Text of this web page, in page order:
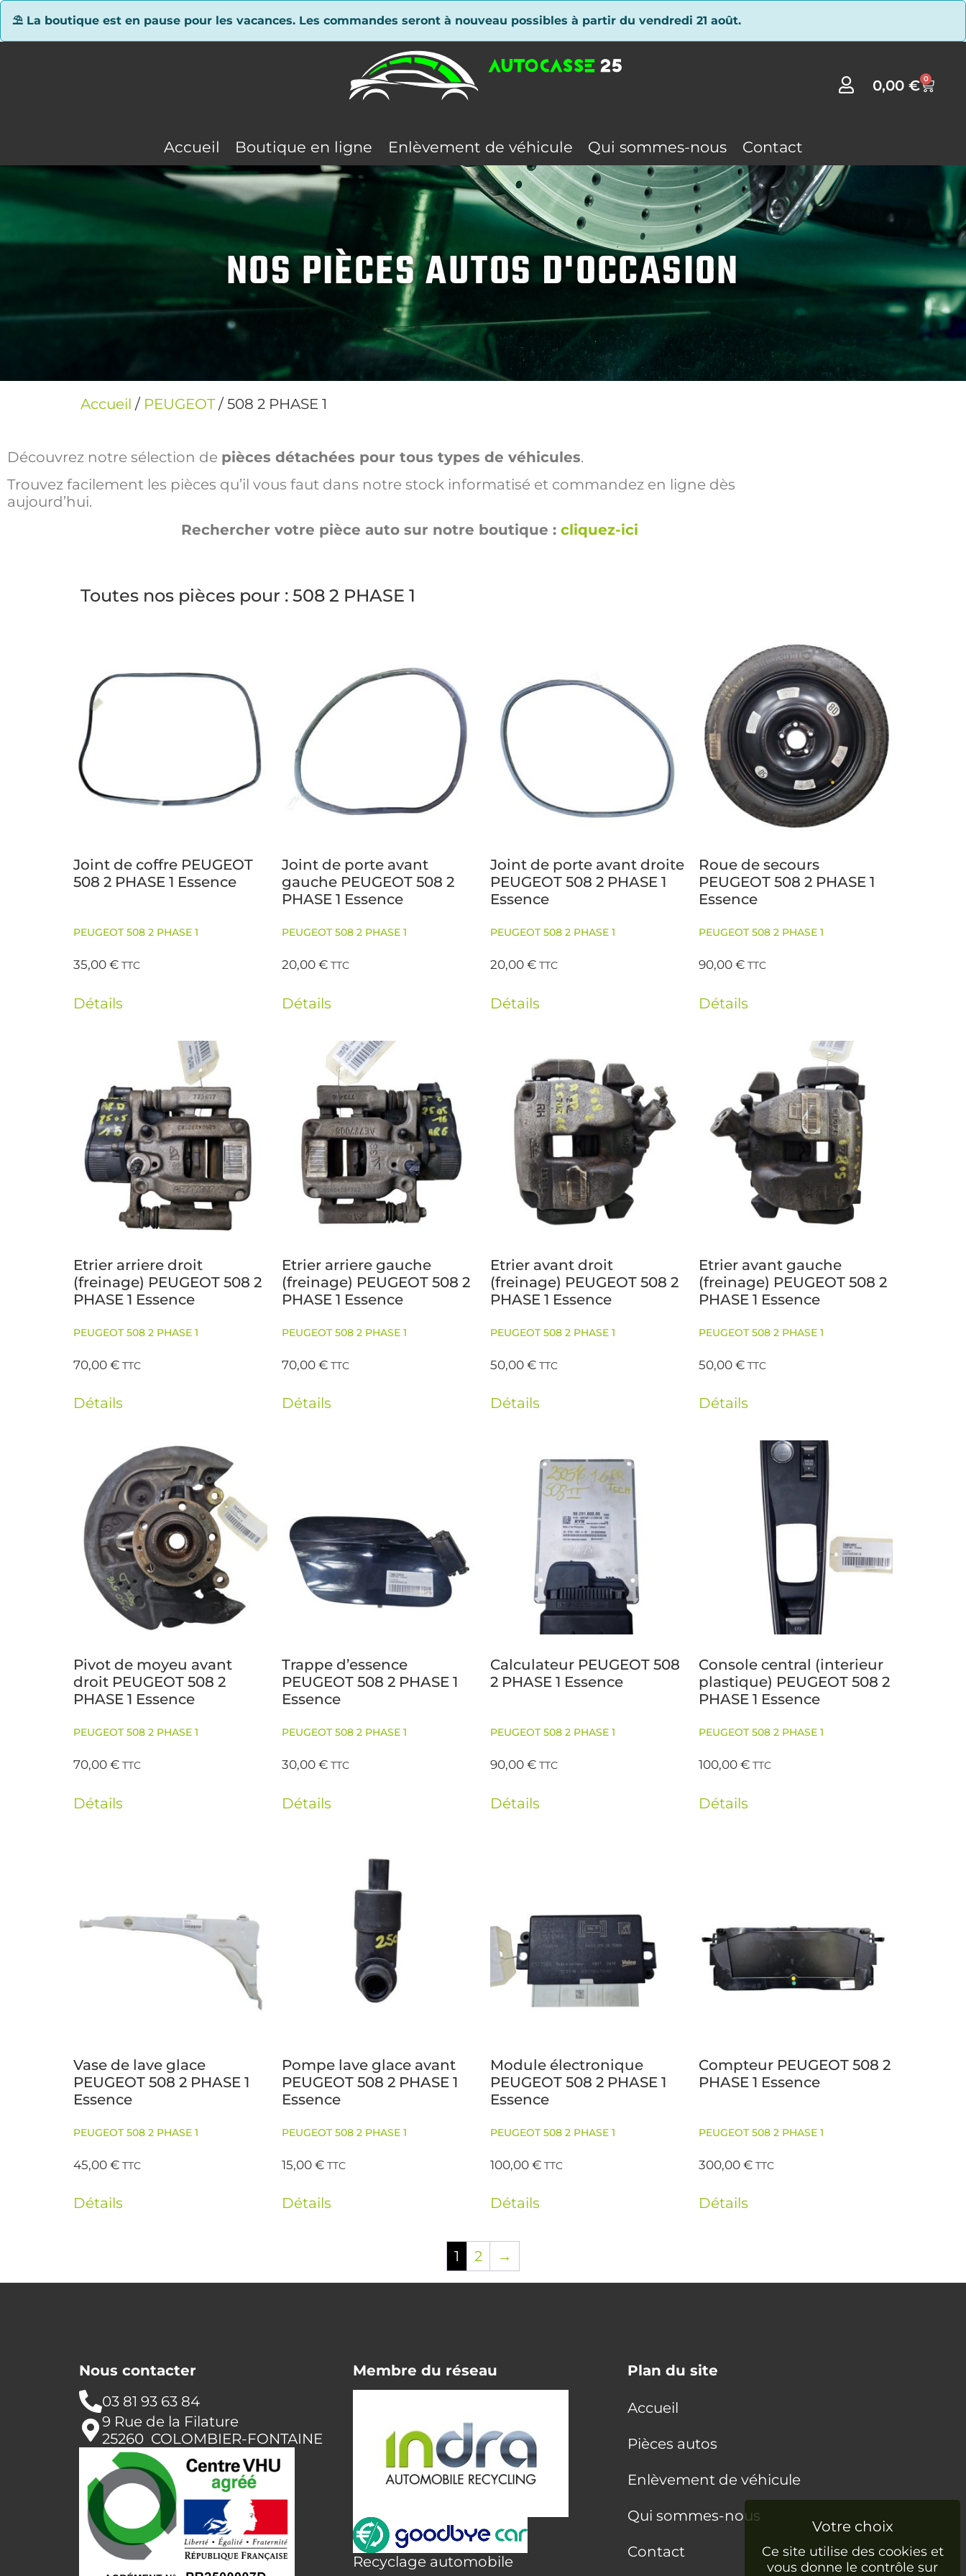
⛱ La boutique est en pause pour les vacances. Les commandes seront à nouveau possibles à partir du vendredi 21 août.
0,00€ 0
Accueil Boutique en ligne Enlèvement de véhicule Qui sommes-nous Contact
NOS PIÈCES AUTOS D'OCCASION
Accueil / PEUGEOT/ 508 2 PHASE 1
Découvrez notre sélection de pièces détachées pour tous types de véhicules.
Trouvez facilement les pièces qu’il vous faut dans notre stock informatisé et commandez en ligne dès
aujourd’hui.
Rechercher votre pièce auto sur notre boutique : cliquez-ici
Toutes nos pièces pour : 508 2 PHASE 1
Joint de coffre PEUGEOT
508 2 PHASE 1 Essence
PEUGEOT 508 2 PHASE 1
35,00€ TTC
Détails
Joint de porte avant
gauche PEUGEOT 508 2
PHASE 1 Essence
PEUGEOT 508 2 PHASE 1
20,00€ TTC
Détails
Joint de porte avant droite
PEUGEOT 508 2 PHASE 1
Essence
PEUGEOT 508 2 PHASE 1
20,00€ TTC
Détails
Roue de secours
PEUGEOT 508 2 PHASE 1
Essence
PEUGEOT 508 2 PHASE 1
90,00€ TTC
Détails
Etrier arriere droit
(freinage) PEUGEOT 508 2
PHASE 1 Essence
PEUGEOT 508 2 PHASE 1
70,00€ TTC
Détails
Etrier arriere gauche
(freinage) PEUGEOT 508 2
PHASE 1 Essence
PEUGEOT 508 2 PHASE 1
70,00€ TTC
Détails
Etrier avant droit
(freinage) PEUGEOT 508 2
PHASE 1 Essence
PEUGEOT 508 2 PHASE 1
50,00€ TTC
Détails
Etrier avant gauche
(freinage) PEUGEOT 508 2
PHASE 1 Essence
PEUGEOT 508 2 PHASE 1
50,00€ TTC
Détails
Pivot de moyeu avant
droit PEUGEOT 508 2
PHASE 1 Essence
PEUGEOT 508 2 PHASE 1
70,00€ TTC
Détails
Trappe d’essence
PEUGEOT 508 2 PHASE 1
Essence
PEUGEOT 508 2 PHASE 1
30,00€ TTC
Détails
Calculateur PEUGEOT 508
2 PHASE 1 Essence
PEUGEOT 508 2 PHASE 1
90,00€ TTC
Détails
Console central (interieur
plastique) PEUGEOT 508 2
PHASE 1 Essence
PEUGEOT 508 2 PHASE 1
100,00€ TTC
Détails
Vase de lave glace
PEUGEOT 508 2 PHASE 1
Essence
PEUGEOT 508 2 PHASE 1
45,00€ TTC
Détails
Pompe lave glace avant
PEUGEOT 508 2 PHASE 1
Essence
PEUGEOT 508 2 PHASE 1
15,00€ TTC
Détails
Module électronique
PEUGEOT 508 2 PHASE 1
Essence
PEUGEOT 508 2 PHASE 1
100,00€ TTC
Détails
Compteur PEUGEOT 508 2
PHASE 1 Essence
PEUGEOT 508 2 PHASE 1
300,00€ TTC
Détails
1 2 →
Nous contacter
03 81 93 63 84
9 Rue de la Filature
25260 COLOMBIER-FONTAINE
Membre du réseau
Recyclage automobile
Plan du site
Accueil
Pièces autos
Enlèvement de véhicule
Qui sommes-nous
Contact
Panneau de gestion des cookies
Ce site utilise des cookies et
vous donne le contrôle sur